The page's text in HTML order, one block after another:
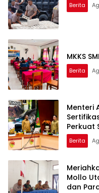
Berita
MKKS
Berita
Menteri
Perkuat
Berita
Mollo
dan